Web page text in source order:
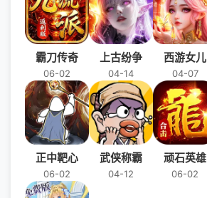
霸刀传奇
06-02
上古纷争
04-14
西游女儿
04-07
正中靶心
06-02
武侠称霸
04-12
顽石英雄
06-02